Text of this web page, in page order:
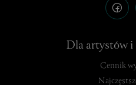
Dla artystów i
Cennik